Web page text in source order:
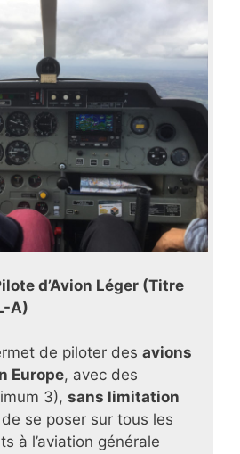
d’Avion Léger (Titre
A)
de piloter des avions
Europe, avec des
3), sans limitation
se poser sur tous les
à l’aviation générale